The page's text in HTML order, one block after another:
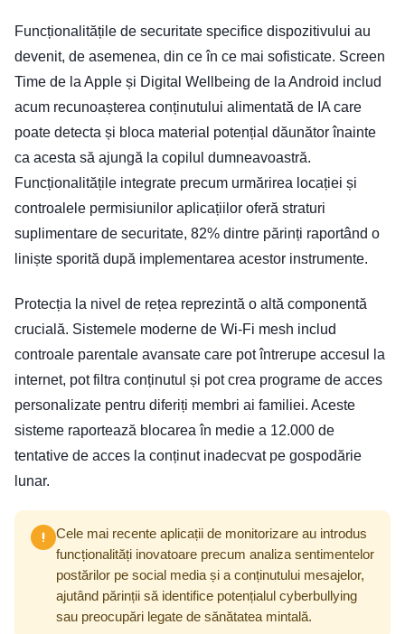
Funcționalitățile de securitate specifice dispozitivului au
devenit, de asemenea, din ce în ce mai sofisticate. Screen
Time de la Apple și Digital Wellbeing de la Android includ
acum recunoașterea conținutului alimentată de IA care
poate detecta și bloca material potențial dăunător înainte
ca acesta să ajungă la copilul dumneavoastră.
Funcționalitățile integrate precum urmărirea locației și
controalele permisiunilor aplicațiilor oferă straturi
suplimentare de securitate, 82% dintre părinți raportând o
liniște sporită după implementarea acestor instrumente.
Protecția la nivel de rețea reprezintă o altă componentă
crucială. Sistemele moderne de Wi-Fi mesh includ
controale parentale avansate care pot întrerupe accesul la
internet, pot filtra conținutul și pot crea programe de acces
personalizate pentru diferiți membri ai familiei. Aceste
sisteme raportează blocarea în medie a 12.000 de
tentative de acces la conținut inadecvat pe gospodărie
lunar.
Cele mai recente aplicații de monitorizare au introdus
funcționalități inovatoare precum analiza sentimentelor
postărilor pe social media și a conținutului mesajelor,
ajutând părinții să identifice potențialul cyberbullying
sau preocupări legate de sănătatea mintală.